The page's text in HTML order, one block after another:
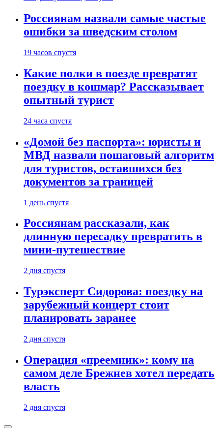
Россиянам назвали самые частые
ошибки за шведским столом
19 часов спустя
Какие полки в поезде превратят
поездку в кошмар? Рассказывает
опытный турист
24 часа спустя
«Домой без паспорта»: юристы и
МВД назвали пошаговый алгоритм
для туристов, оставшихся без
документов за границей
1 день спустя
Россиянам рассказали, как
длинную пересадку превратить в
мини-путешествие
2 дня спустя
Турэксперт Сидорова: поездку на
зарубежный концерт стоит
планировать заранее
2 дня спустя
Операция «преемник»: кому на
самом деле Брежнев хотел передать
власть
2 дня спустя